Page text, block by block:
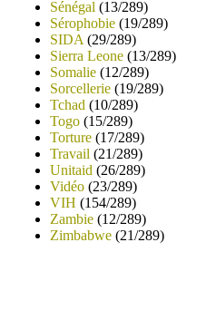
Sénégal (13/289)
Sérophobie (19/289)
SIDA (29/289)
Sierra Leone (13/289)
Somalie (12/289)
Sorcellerie (19/289)
Tchad (10/289)
Togo (15/289)
Torture (17/289)
Travail (21/289)
Unitaid (26/289)
Vidéo (23/289)
VIH (154/289)
Zambie (12/289)
Zimbabwe (21/289)